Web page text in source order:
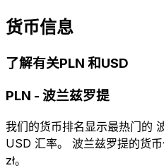
货币信息
了解有关PLN 和USD
PLN - 波兰兹罗提
我们的货币排名显示最热门的
USD 汇率。 波兰兹罗提的货
zł。